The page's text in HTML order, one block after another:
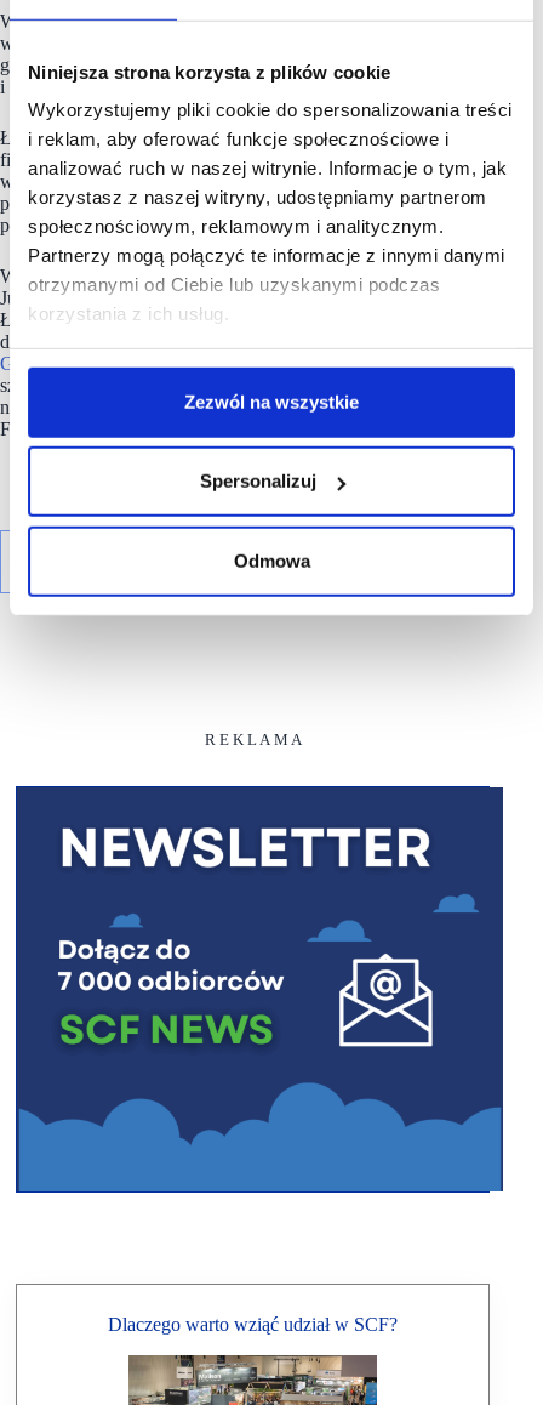
Niniejsza strona korzysta z plików cookie
Wykorzystujemy pliki cookie do spersonalizowania treści
i reklam, aby oferować funkcje społecznościowe i
analizować ruch w naszej witrynie. Informacje o tym, jak
korzystasz z naszej witryny, udostępniamy partnerom
społecznościowym, reklamowym i analitycznym.
Partnerzy mogą połączyć te informacje z innymi danymi
otrzymanymi od Ciebie lub uzyskanymi podczas
korzystania z ich usług.
Zezwól na wszystkie
Spersonalizuj
Odmowa
Właściciel marki firma 7 Street jest członkiem pierwszej
w historii branży organizacji zrzeszającej podmioty rynku
gastronomicznego – Związku Pracodawców Hoteli, Restauracji
i Cateringu (ZP HoReCa).
Łukasz B. Błażejewski w 2005 roku założył firmę doradztwa
finansowego „Gold Finance Doradcy Finansowi”. Następnie
w 2008 roku stworzył projekt franczyzowy i na bazie tego
projektu w 2 markach Gold Finance i Star Finance powstało
ponad 50 placówek w całej Polsce.
W 2011 sprzedał wszystkie udziały Panu Markowi
Jutkiewiczowi znanemu z m.in. branży FMCG. Aktualnie
Łukasz Błażejewski zarządza siecią restauracji serwujących
dania kuchni amerykańskiej pod marką
Grill”oraz siecią punktów gastronomicznych serwujących
szybkie dania dla osób aktywnych i zwracających uwagę
na to co trafia na ich talerz pod marką „Meet & Fit – Slow
Food”.
R E K L A M A
Dlaczego warto wziąć udział w SCF?